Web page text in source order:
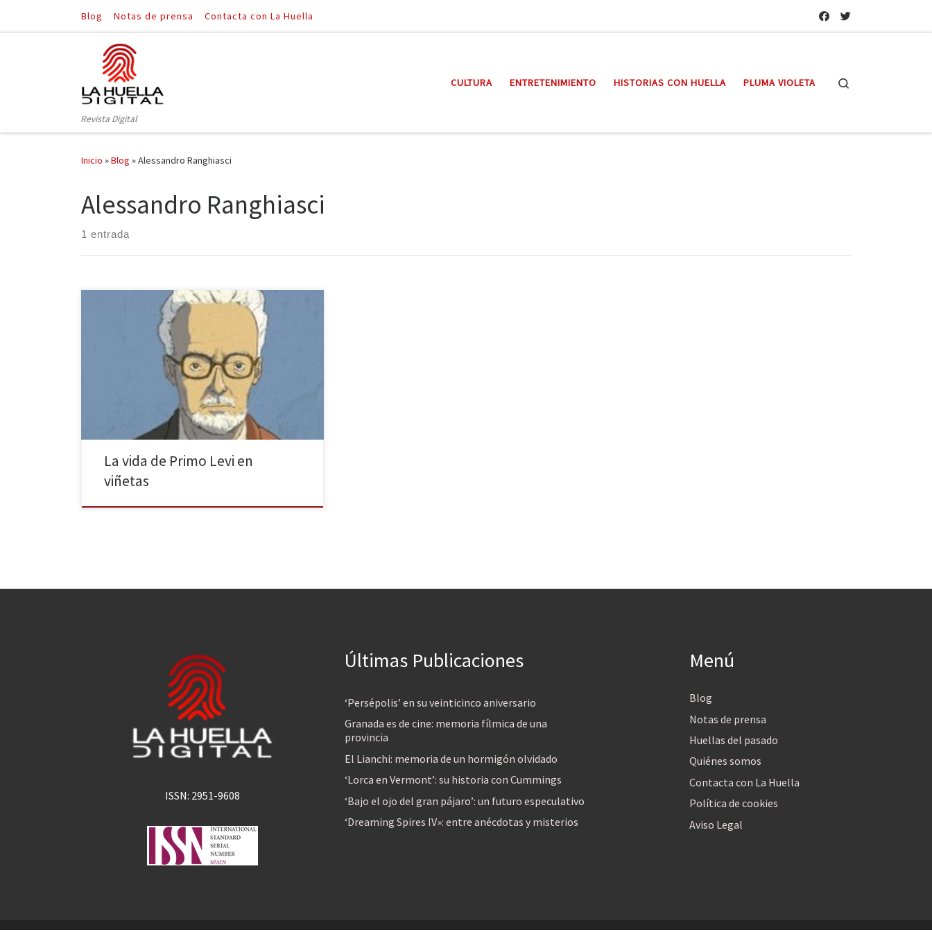
Saltar al contenido
Blog Notas de prensa Contacta con La Huella
Revista Digital
CULTURA ENTRETENIMIENTO HISTORIAS CON HUELLA PLUMA VIOLETA
Inicio »Blog »Alessandro Ranghiasci
Alessandro Ranghiasci
1 entrada
La otra h, el sello gráfico de la editorial Herder, amplía
su catálogo de biografías ilustradas con la publicación
de Primo Levi, el cómic que recoge la vida del
célebre deportado y superviviente del Holocausto. La
obra, publicada originalmente en 2017 en Italia y
traducida ahora al castellano por Raimundo […]
La vida de Primo Levi en
viñetas
ISSN: 2951-9608
Últimas Publicaciones
‘Persépolis’ en su veinticinco aniversario
Granada es de cine: memoria fílmica de una
provincia
El Lianchi: memoria de un hormigón olvidado
‘Lorca en Vermont’: su historia con Cummings
‘Bajo el ojo del gran pájaro’: un futuro especulativo
‘Dreaming Spires IV»: entre anécdotas y misterios
Menú
Blog
Notas de prensa
Huellas del pasado
Quiénes somos
Contacta con La Huella
Política de cookies
Aviso Legal